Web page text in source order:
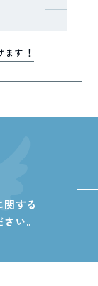
ます！
する
い。